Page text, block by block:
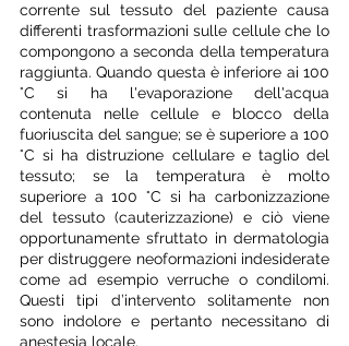
corrente sul tessuto del paziente causa
differenti trasformazioni sulle cellule che lo
compongono a seconda della temperatura
raggiunta. Quando questa è inferiore ai 100
°C si ha l'evaporazione dell'acqua
contenuta nelle cellule e blocco della
fuoriuscita del sangue; se è superiore a 100
°C si ha distruzione cellulare e taglio del
tessuto; se la temperatura è molto
superiore a 100 °C si ha carbonizzazione
del tessuto (cauterizzazione) e ciò viene
opportunamente sfruttato in dermatologia
per distruggere neoformazioni indesiderate
come ad esempio verruche o condilomi.
Questi tipi d’intervento solitamente non
sono indolore e pertanto necessitano di
anestesia locale.